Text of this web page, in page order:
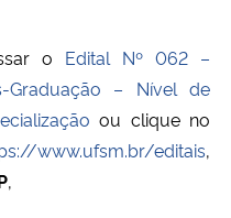
o Edital Nº 062 –
Graduação – Nível de
ou clique no
www.ufsm.br/editais,
,